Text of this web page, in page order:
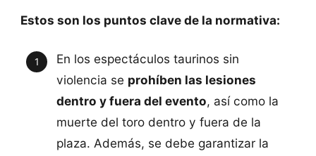
Estos son los puntos clave de la normativa:
En los espectáculos taurinos sin
violencia se prohíben las lesiones
dentro y fuera del evento, así como la
muerte del toro dentro y fuera de la
plaza. Además, se debe garantizar la